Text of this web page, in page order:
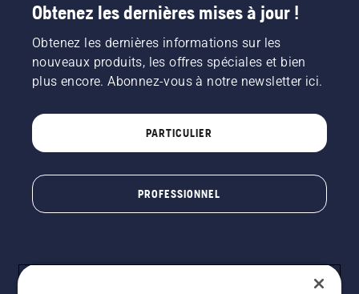
Obtenez les dernières mises à jour !
Obtenez les dernières informations sur les
nouveaux produits, les offres spéciales et bien
plus encore. Abonnez-vous à notre newsletter ici.
PARTICULIER
PROFESSIONNEL